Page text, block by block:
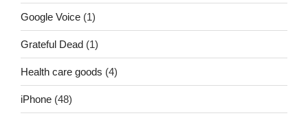
Google Voice (1)
Grateful Dead (1)
Health care goods (4)
iPhone (48)